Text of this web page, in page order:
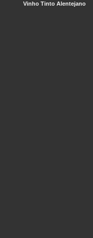
Vinho Tinto Alentejano